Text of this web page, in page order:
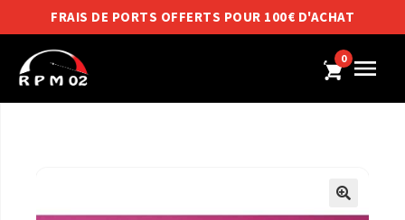
FRAIS DE PORTS OFFERTS POUR 100€ D'ACHAT
0